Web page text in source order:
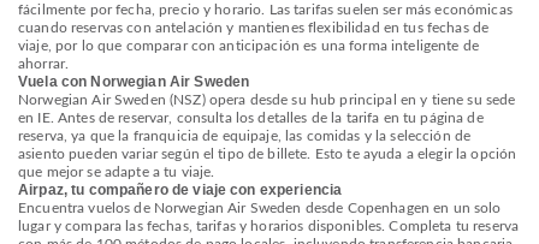
fácilmente por fecha, precio y horario. Las tarifas suelen ser más económicas
cuando reservas con antelación y mantienes flexibilidad en tus fechas de
viaje, por lo que comparar con anticipación es una forma inteligente de
ahorrar.
Vuela con Norwegian Air Sweden
Norwegian Air Sweden (NSZ) opera desde su hub principal en y tiene su sede
en IE. Antes de reservar, consulta los detalles de la tarifa en tu página de
reserva, ya que la franquicia de equipaje, las comidas y la selección de
asiento pueden variar según el tipo de billete. Esto te ayuda a elegir la opción
que mejor se adapte a tu viaje.
Airpaz, tu compañero de viaje con experiencia
Encuentra vuelos de Norwegian Air Sweden desde Copenhagen en un solo
lugar y compara las fechas, tarifas y horarios disponibles. Completa tu reserva